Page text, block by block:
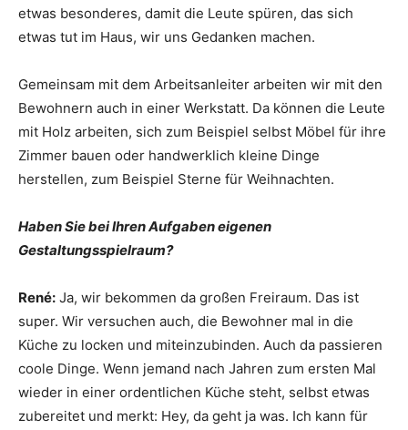
etwas besonderes, damit die Leute spüren, das sich
etwas tut im Haus, wir uns Gedanken machen.
Gemeinsam mit dem Arbeitsanleiter arbeiten wir mit den
Bewohnern auch in einer Werkstatt. Da können die Leute
mit Holz arbeiten, sich zum Beispiel selbst Möbel für ihre
Zimmer bauen oder handwerklich kleine Dinge
herstellen, zum Beispiel Sterne für Weihnachten.
Haben Sie bei Ihren Aufgaben eigenen
Gestaltungsspielraum?
René: Ja, wir bekommen da großen Freiraum. Das ist
super. Wir versuchen auch, die Bewohner mal in die
Küche zu locken und miteinzubinden. Auch da passieren
coole Dinge. Wenn jemand nach Jahren zum ersten Mal
wieder in einer ordentlichen Küche steht, selbst etwas
zubereitet und merkt: Hey, da geht ja was. Ich kann für